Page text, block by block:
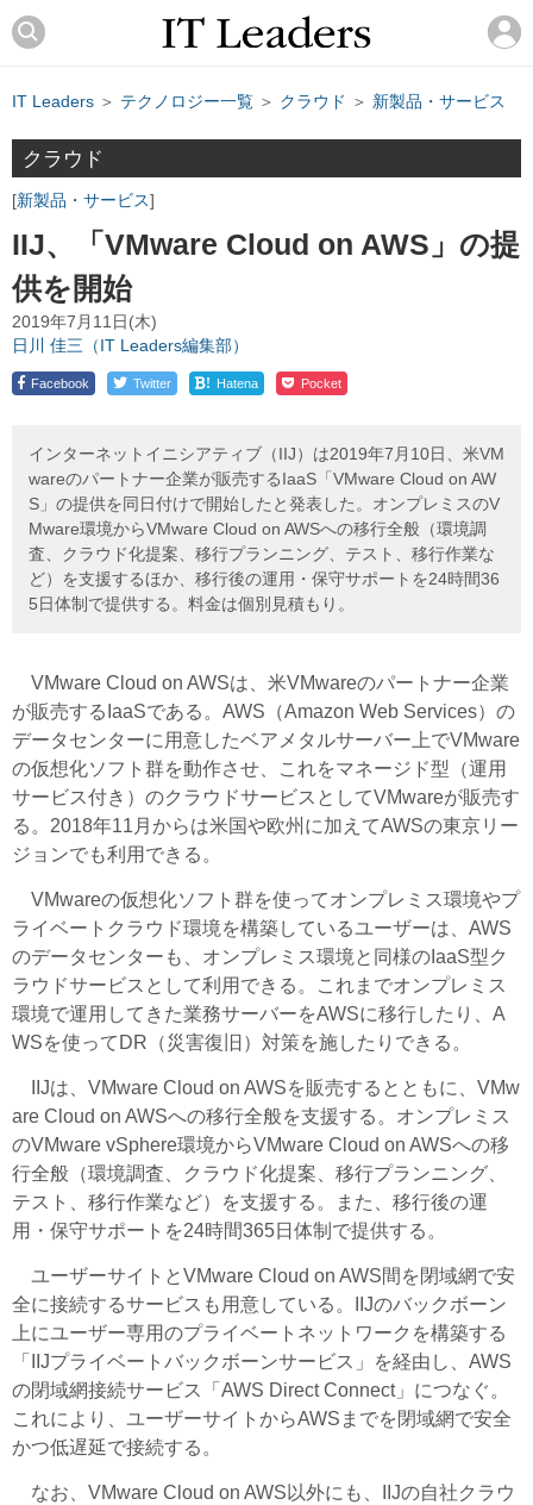
IT Leaders ＞ テクノロジー一覧 ＞ クラウド ＞ 新製品・サービス
クラウド
新製品・サービス
IIJ、「VMware Cloud on AWS」の提
供を開始
2019年7月11日(木)
日川 佳三（IT Leaders編集部）
Facebook Twitter ! Hatena Pocket
インターネットイニシアティブ（IIJ）は2019年7月10日、米VM
wareのパートナー企業が販売するIaaS「VMware Cloud on AW
S」の提供を同日付けで開始したと発表した。オンプレミスのV
Mware環境からVMware Cloud on AWSへの移行全般（環境調
査、クラウド化提案、移行プランニング、テスト、移行作業な
ど）を支援するほか、移行後の運用・保守サポートを24時間36
5日体制で提供する。料金は個別見積もり。
VMware Cloud on AWSは、米VMwareのパートナー企業
が販売するIaaSである。AWS（Amazon Web Services）の
データセンターに用意したベアメタルサーバー上でVMware
の仮想化ソフト群を動作させ、これをマネージド型（運用
サービス付き）のクラウドサービスとしてVMwareが販売す
る。2018年11月からは米国や欧州に加えてAWSの東京リー
ジョンでも利用できる。
VMwareの仮想化ソフト群を使ってオンプレミス環境やプ
ライベートクラウド環境を構築しているユーザーは、AWS
のデータセンターも、オンプレミス環境と同様のIaaS型ク
ラウドサービスとして利用できる。これまでオンプレミス
環境で運用してきた業務サーバーをAWSに移行したり、A
WSを使ってDR（災害復旧）対策を施したりできる。
IIJは、VMware Cloud on AWSを販売するとともに、VMw
are Cloud on AWSへの移行全般を支援する。オンプレミス
のVMware vSphere環境からVMware Cloud on AWSへの移
行全般（環境調査、クラウド化提案、移行プランニング、
テスト、移行作業など）を支援する。また、移行後の運
用・保守サポートを24時間365日体制で提供する。
ユーザーサイトとVMware Cloud on AWS間を閉域網で安
全に接続するサービスも用意している。IIJのバックボーン
上にユーザー専用のプライベートネットワークを構築する
「IIJプライベートバックボーンサービス」を経由し、AWS
の閉域網接続サービス「AWS Direct Connect」につなぐ。
これにより、ユーザーサイトからAWSまでを閉域網で安全
かつ低遅延で接続する。
なお、VMware Cloud on AWS以外にも、IIJの自社クラウ